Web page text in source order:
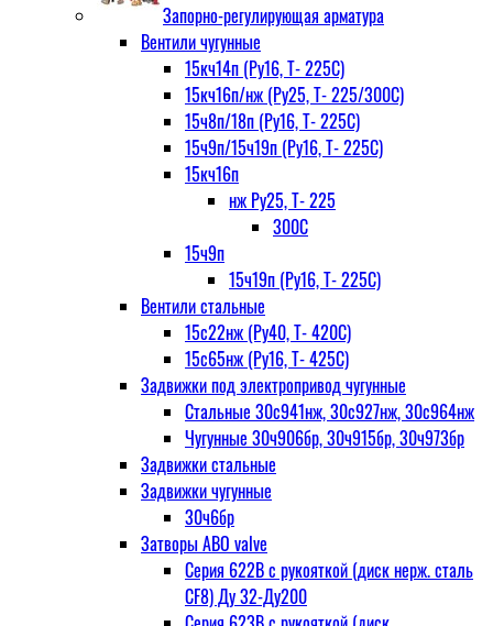
Запорно-регулирующая арматура
Вентили чугунные
15кч14п (Ру16, Т- 225С)
15кч16п/нж (Ру25, Т- 225/300С)
15ч8п/18п (Ру16, Т- 225С)
15ч9п/15ч19п (Ру16, Т- 225С)
15кч16п
нж Ру25, Т- 225
300С
15ч9п
15ч19п (Ру16, Т- 225С)
Вентили стальные
15с22нж (Ру40, Т- 420С)
15с65нж (Ру16, Т- 425С)
Задвижки под электропривод чугунные
Стальные 30с941нж, 30с927нж, 30с964нж
Чугунные 30ч906бр, 30ч915бр, 30ч973бр
Задвижки стальные
Задвижки чугунные
30ч6бр
Затворы ABO valve
Серия 622В с рукояткой (диск нерж. сталь
CF8) Ду 32-Ду200